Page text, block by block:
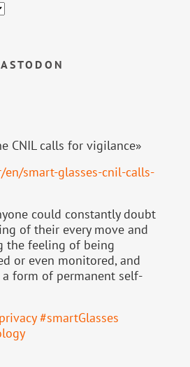
CNIL calls for vigilance»
en/smart-glasses-cnil-calls-
could constantly doubt
of their every move and
the feeling of being
or even monitored, and
form of permanent self-
privacy #smartGlasses